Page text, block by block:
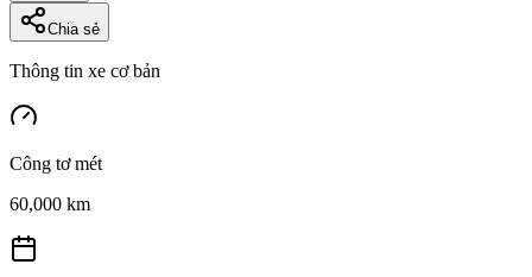
Chia sẻ
Thông tin xe cơ bản
Công tơ mét
60,000 km